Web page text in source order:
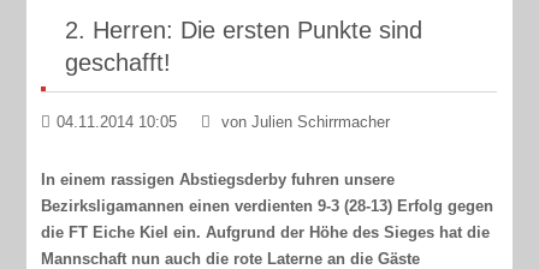
2. Herren: Die ersten Punkte sind
geschafft!
04.11.2014 10:05 von Julien Schirrmacher
In einem rassigen Abstiegsderby fuhren unsere
Bezirksligamannen einen verdienten 9-3 (28-13) Erfolg gegen
die FT Eiche Kiel ein. Aufgrund der Höhe des Sieges hat die
Mannschaft nun auch die rote Laterne an die Gäste